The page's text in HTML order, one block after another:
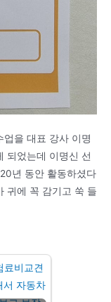
을 대표 강사 이명
되었는데 이명신 선
년 동안 활동하셨다
귀에 꼭 감기고 쑥 들